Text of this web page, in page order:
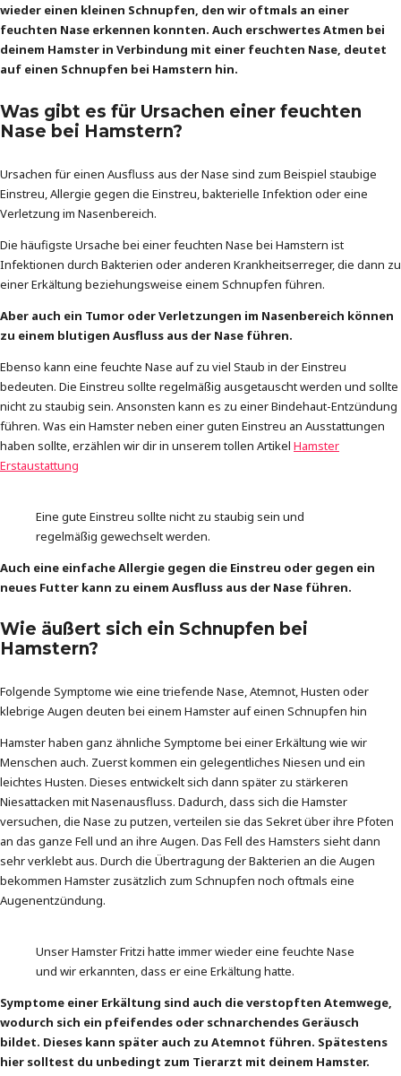
wieder einen kleinen Schnupfen, den wir oftmals an einer
feuchten Nase erkennen konnten. Auch erschwertes Atmen bei
deinem Hamster in Verbindung mit einer feuchten Nase, deutet
auf einen Schnupfen bei Hamstern hin.
Was gibt es für Ursachen einer feuchten
Nase bei Hamstern?
Ursachen für einen Ausfluss aus der Nase sind zum Beispiel staubige
Einstreu, Allergie gegen die Einstreu, bakterielle Infektion oder eine
Verletzung im Nasenbereich.
Die häufigste Ursache bei einer feuchten Nase bei Hamstern ist
Infektionen durch Bakterien oder anderen Krankheitserreger, die dann zu
einer Erkältung beziehungsweise einem Schnupfen führen.
Aber auch ein Tumor oder Verletzungen im Nasenbereich können
zu einem blutigen Ausfluss aus der Nase führen.
Ebenso kann eine feuchte Nase auf zu viel Staub in der Einstreu
bedeuten. Die Einstreu sollte regelmäßig ausgetauscht werden und sollte
nicht zu staubig sein. Ansonsten kann es zu einer Bindehaut-Entzündung
führen. Was ein Hamster neben einer guten Einstreu an Ausstattungen
haben sollte, erzählen wir dir in unserem tollen Artikel Hamster
Erstaustattung
Eine gute Einstreu sollte nicht zu staubig sein und
regelmäßig gewechselt werden.
Auch eine einfache Allergie gegen die Einstreu oder gegen ein
neues Futter kann zu einem Ausfluss aus der Nase führen.
Wie äußert sich ein Schnupfen bei
Hamstern?
Folgende Symptome wie eine triefende Nase, Atemnot, Husten oder
klebrige Augen deuten bei einem Hamster auf einen Schnupfen hin
Hamster haben ganz ähnliche Symptome bei einer Erkältung wie wir
Menschen auch. Zuerst kommen ein gelegentliches Niesen und ein
leichtes Husten. Dieses entwickelt sich dann später zu stärkeren
Niesattacken mit Nasenausfluss. Dadurch, dass sich die Hamster
versuchen, die Nase zu putzen, verteilen sie das Sekret über ihre Pfoten
an das ganze Fell und an ihre Augen. Das Fell des Hamsters sieht dann
sehr verklebt aus. Durch die Übertragung der Bakterien an die Augen
bekommen Hamster zusätzlich zum Schnupfen noch oftmals eine
Augenentzündung.
Unser Hamster Fritzi hatte immer wieder eine feuchte Nase
und wir erkannten, dass er eine Erkältung hatte.
Symptome einer Erkältung sind auch die verstopften Atemwege,
wodurch sich ein pfeifendes oder schnarchendes Geräusch
bildet. Dieses kann später auch zu Atemnot führen. Spätestens
hier solltest du unbedingt zum Tierarzt mit deinem Hamster.